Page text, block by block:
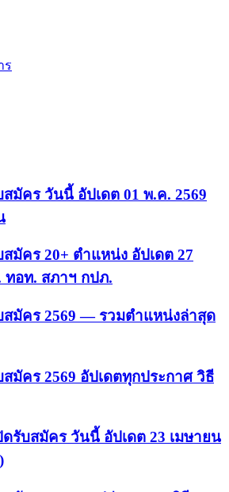
ร
มัคร วันนี้ อัปเดต 01 พ.ค. 2569
มัคร 20+ ตำแหน่ง อัปเดต 27
ทอท. สภาฯ กปภ.
สมัคร 2569 — รวมตำแหน่งล่าสุด
มัคร 2569 อัปเดตทุกประกาศ วิธี
ดรับสมัคร วันนี้ อัปเดต 23 เมษายน